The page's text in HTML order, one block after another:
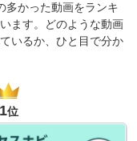
多かった動画をランキ
ます。どのような動画
いるか、ひと目で分か
1位